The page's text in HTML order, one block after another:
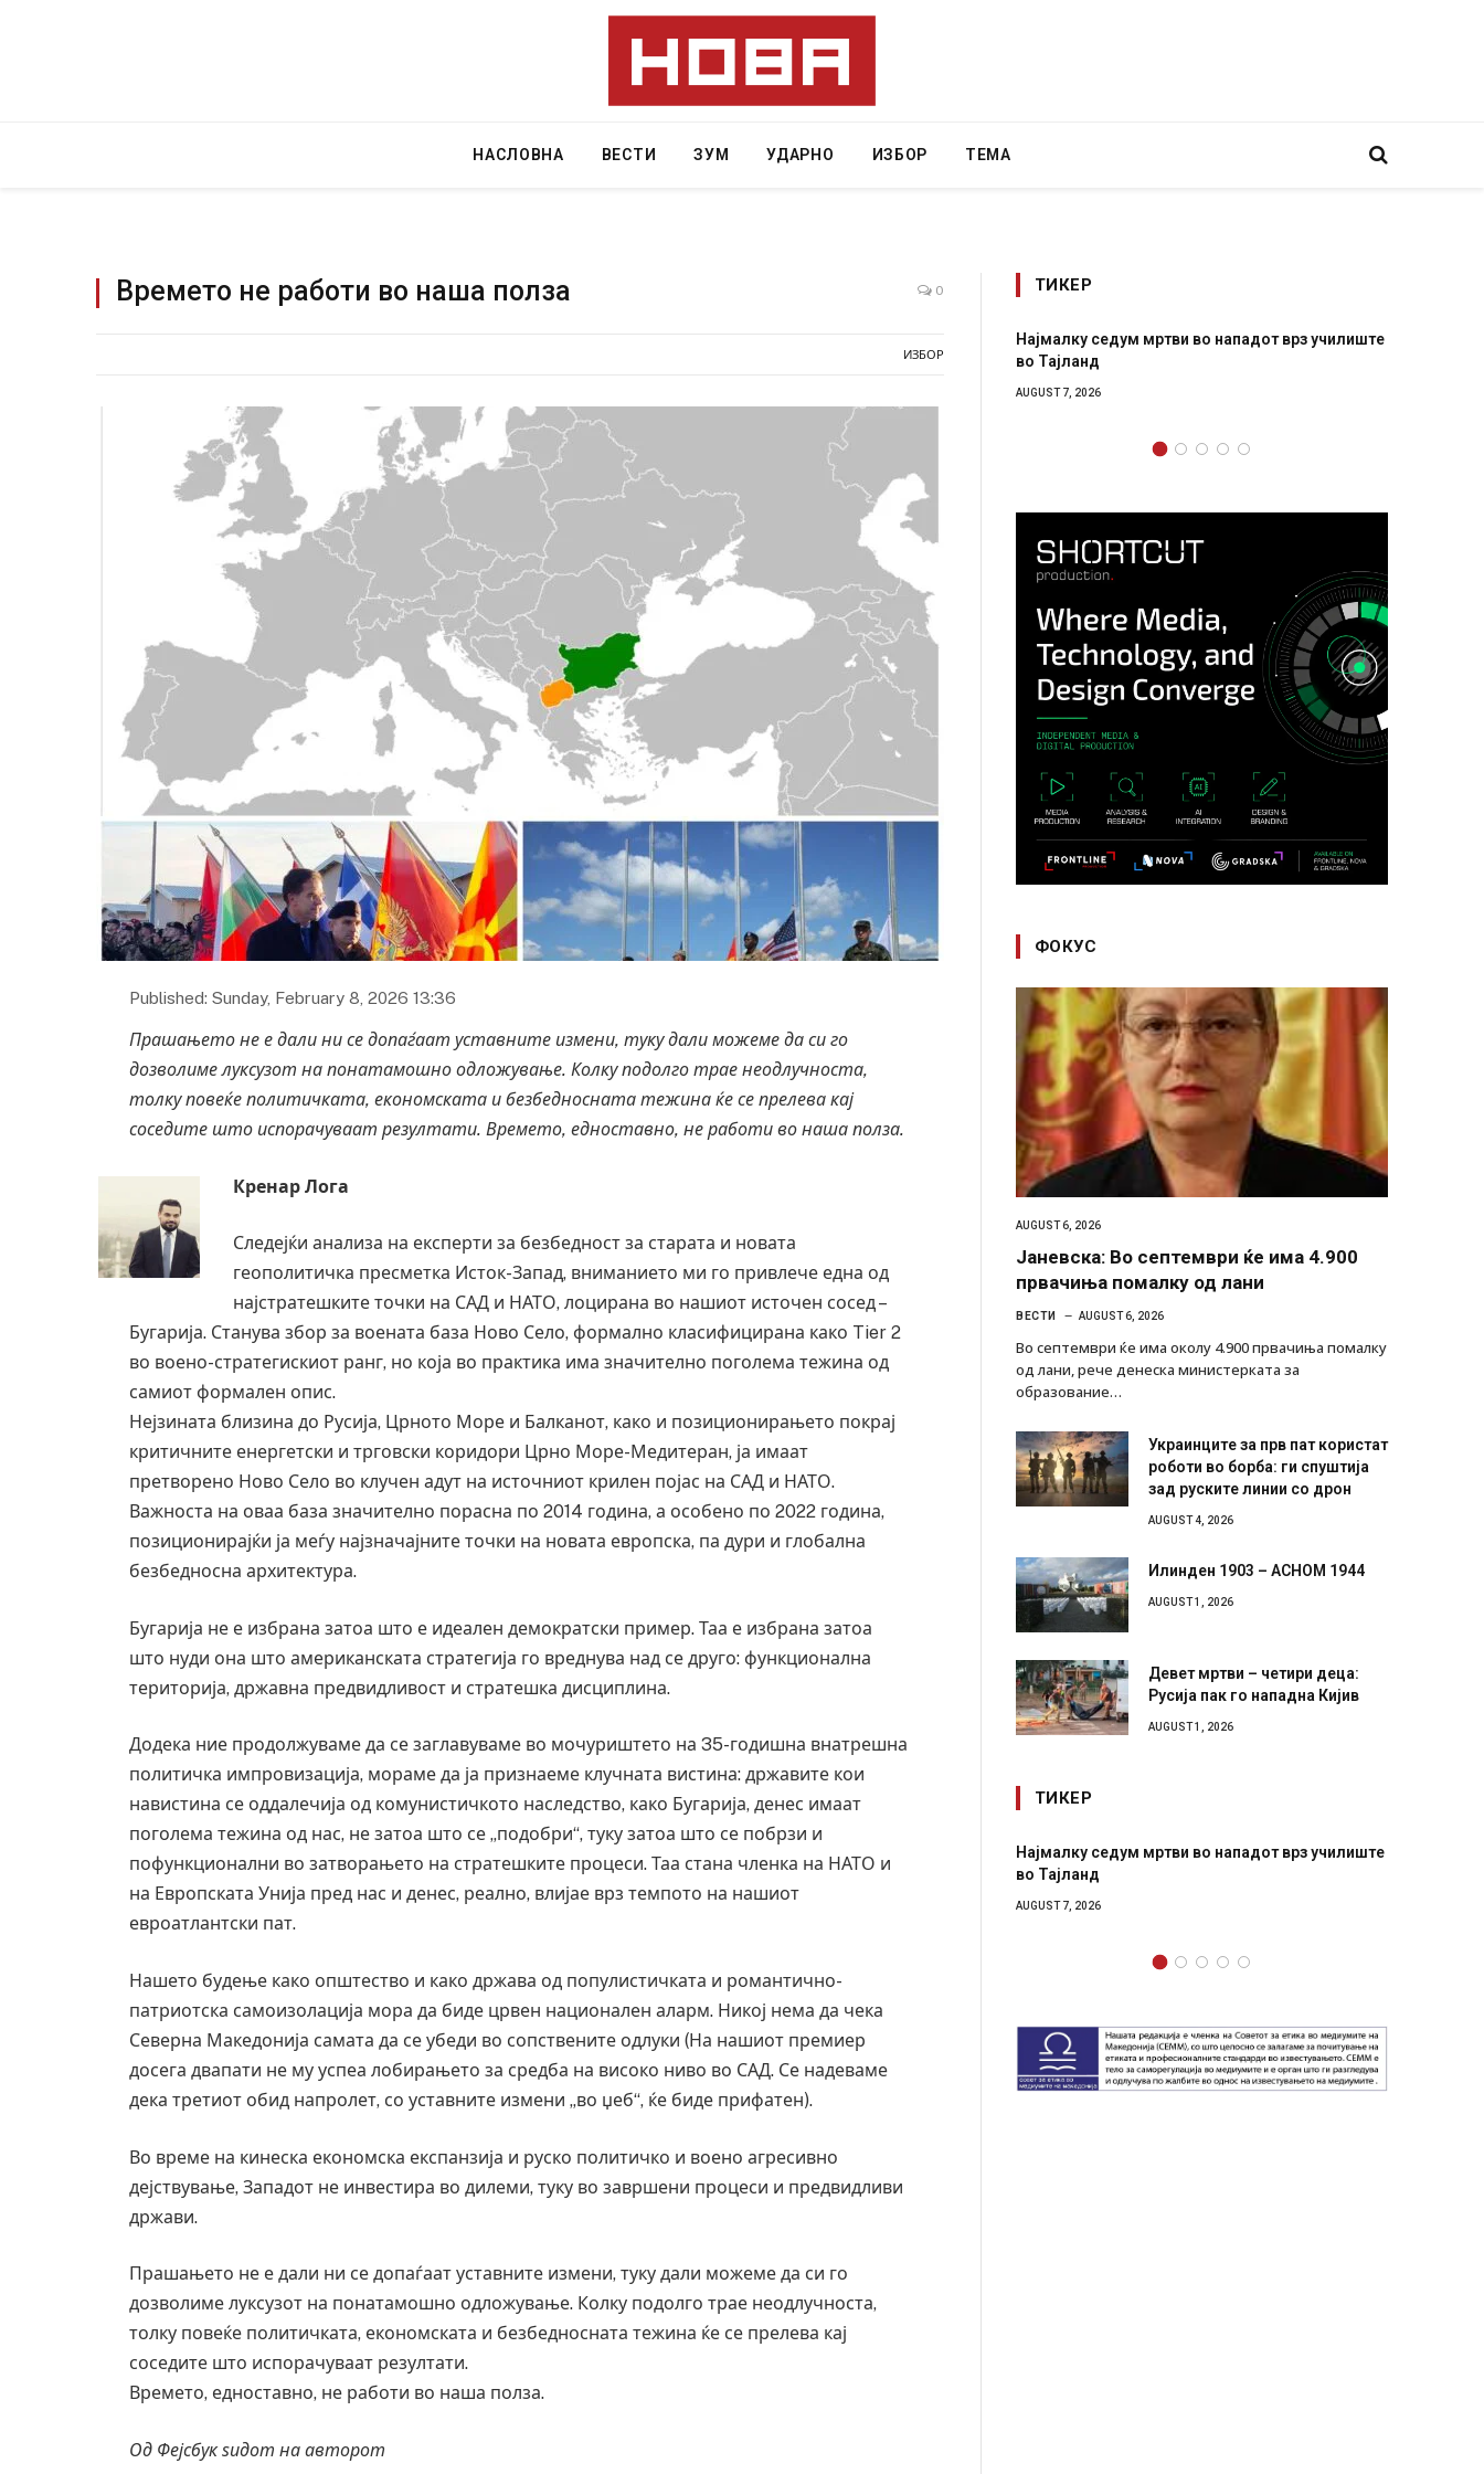
НАСЛОВНА ВЕСТИ ЗУМ УДАРНО ИЗБОР ТЕМА
Времето не работи во наша полза 0
ИЗБОР
Published: Sunday, February 8, 2026 13:36
Прашањето не е дали ни се допаѓаат уставните измени,туку дали можеме да си го
дозволиме луксузот на понатамошно одложување.Колку подолго трае неодлучноста,
толку повеќе политичката,економската и безбедносната тежина ќе се прелева кај
соседите што испорачуваат резултати. Времето,едноставно,не работи во наша полза.
Кренар Лога
Следејќи анализа на експерти за безбедност за старата и новата
геополитичка пресметка Исток-Запад, вниманието ми го привлече една од
најстратешките точки на САД и НАТО, лоцирана во нашиот источен сосед –
Бугарија. Станува збор за воената база Ново Село, формално класифицирана како Tier 2
во воено-стратегискиот ранг, но која во практика има значително поголема тежина од
самиот формален опис.
Нејзината близина до Русија, Црното Море и Балканот, како и позиционирањето покрај
критичните енергетски и трговски коридори Црно Море-Медитеран, ја имаат
претворено Ново Село во клучен адут на источниот крилен појас на САД и НАТО.
Важноста на оваа база значително порасна по 2014 година, а особено по 2022 година,
позиционирајќи ја меѓу најзначајните точки на новата европска, па дури и глобална
безбедносна архитектура.
Бугарија не е избрана затоа што е идеален демократски пример. Таа е избрана затоа
што нуди она што американската стратегија го вреднува над се друго: функционална
територија, државна предвидливост и стратешка дисциплина.
Додека ние продолжуваме да се заглавуваме во мочуриштето на 35-годишна внатрешна
политичка импровизација, мораме да ја признаеме клучната вистина: државите кои
навистина се оддалечија од комунистичкото наследство, како Бугарија, денес имаат
поголема тежина од нас, не затоа што се „подобри“, туку затоа што се побрзи и
пофункционални во затворањето на стратешките процеси. Таа стана членка на НАТО и
на Европската Унија пред нас и денес, реално, влијае врз темпото на нашиот
евроатлантски пат.
Нашето будење како општество и како држава од популистичката и романтично-
патриотска самоизолација мора да биде црвен национален аларм. Никој нема да чека
Северна Македонија самата да се убеди во сопствените одлуки (На нашиот премиер
досега двапати не му успеа лобирањето за средба на високо ниво во САД. Се надеваме
дека третиот обид напролет, со уставните измени „во џеб“, ќе биде прифатен).
Во време на кинеска економска експанзија и руско политичко и воено агресивно
дејствување, Западот не инвестира во дилеми, туку во завршени процеси и предвидливи
држави.
Прашањето не е дали ни се допаѓаат уставните измени, туку дали можеме да си го
дозволиме луксузот на понатамошно одложување. Колку подолго трае неодлучноста,
толку повеќе политичката, економската и безбедносната тежина ќе се прелева кај
соседите што испорачуваат резултати.
Времето, едноставно, не работи во наша полза.
Од Фејсбук ѕидот на авторот
ТИКЕР
AUGUST 2, 2026
Најмалку седум мртви во нападот врз училиште
СОЗИС: Украинците повеќе им веруваат на
ФОКУС
AUGUST 6, 2026
Јаневска: Во септември ќе има 4.900
првачиња помалку од лани
ВЕСТИ AUGUST 6, 2026
Во септември ќе има околу 4.900 првачиња помалку
од лани, рече денеска министерката за
образование…
Украинците за прв пат користат
роботи во борба: ги спуштија
зад руските линии со дрон
AUGUST 4, 2026
Илинден 1903 – АСНОМ 1944
AUGUST 1, 2026
Девет мртви – четири деца:
Русија пак го нападна Кијив
AUGUST 1, 2026
ТИКЕР
во главниот град на Русуија – експлозивот бил
завиткан како роденденски подарок
Најмалку седум мртви во нападот врз училиште
во Тајланд
СОЗИС: Украинците повеќе им веруваат